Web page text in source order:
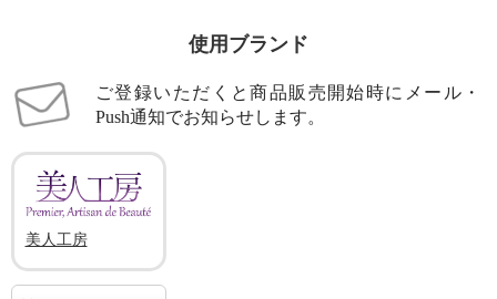
使用ブランド
ご登録いただくと商品販売開始時にメール・
Push通知でお知らせします。
美人工房